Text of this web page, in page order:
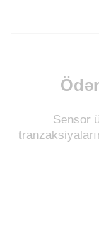
Sensor